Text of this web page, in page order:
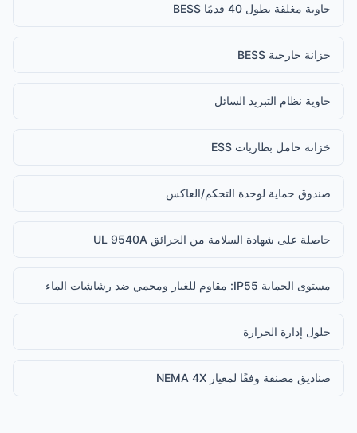
حاوية مغلقة بطول 40 قدمًا BESS
خزانة خارجية BESS
حاوية نظام التبريد السائل
خزانة حامل بطاريات ESS
صندوق حماية لوحدة التحكم/العاكس
حاصلة على شهادة السلامة من الحرائق UL 9540A
مستوى الحماية IP55: مقاوم للغبار ومحمي ضد رشاشات الماء
حلول إدارة الحرارة
صناديق مصنفة وفقًا لمعيار NEMA 4X